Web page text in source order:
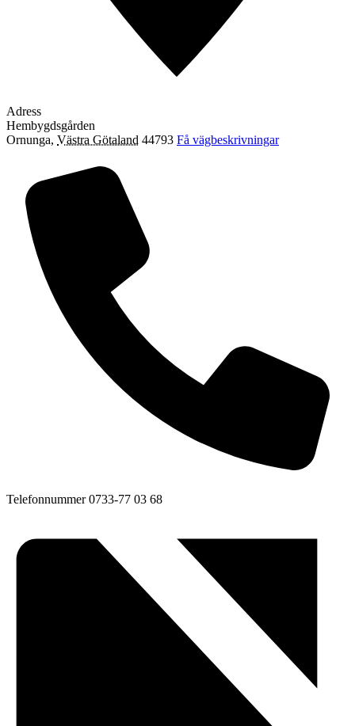
Adress
Hembygdsgården
Ornunga, Västra Götaland 44793 Få vägbeskrivningar
Telefonnummer0733-77 03 68